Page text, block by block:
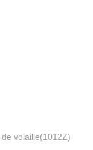
volaille(1012Z)